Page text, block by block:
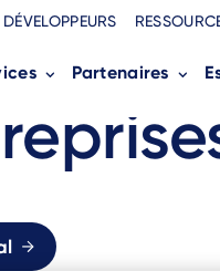
DÉVELOPPEURS
Partenaires